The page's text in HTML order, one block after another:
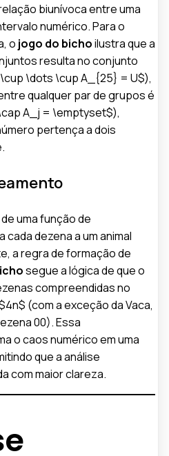
biunívoca entre uma
numérico. Para o
o jogo do bichoilustra que a
resulta no conjunto
\dots \cup A_{25} = U$),
qualquer par de grupos é
A_j = \emptyset$),
pertença a dois
uma função de
dezena a um animal
a regra de formação de
segue a lógica de que o
compreendidas no
(com a exceção da Vaca,
00). Essa
o caos numérico em uma
que a análise
com maior clareza.